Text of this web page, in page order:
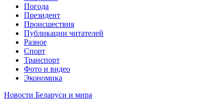
Погода
Президент
Происшествия
Публикации читателей
Разное
Спорт
Транспорт
Фото и видео
Экономика
Новости Беларуси и мира